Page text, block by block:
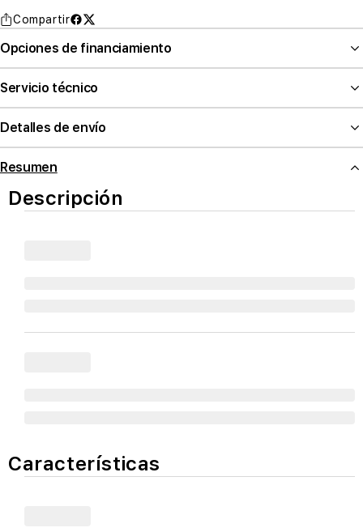
Compartir
Opciones de financiamiento
Servicio técnico
Detalles de envío
Resumen
Descripción
Características